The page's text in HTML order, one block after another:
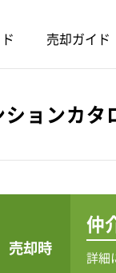
売却ガイド
ョンカタ
売却時
仲
詳細